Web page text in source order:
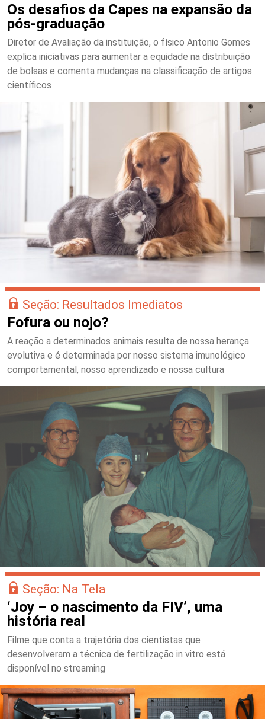
Os desafios da Capes na expansão da
pós-graduação
Diretor de Avaliação da instituição, o físico Antonio Gomes
explica iniciativas para aumentar a equidade na distribuição
de bolsas e comenta mudanças na classificação de artigos
científicos
Seção: Resultados Imediatos
Fofura ou nojo?
A reação a determinados animais resulta de nossa herança
evolutiva e é determinada por nosso sistema imunológico
comportamental, nosso aprendizado e nossa cultura
Seção: Na Tela
‘Joy – o nascimento da FIV’, uma
história real
Filme que conta a trajetória dos cientistas que
desenvolveram a técnica de fertilização in vitro está
disponível no streaming